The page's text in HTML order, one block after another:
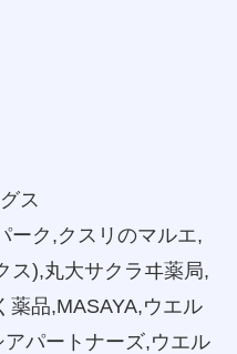
ス
ク,クスリのマルエ,
ス),丸大サクラヰ薬局,
薬品,MASAYA,ウエル
パートナーズ,ウエル